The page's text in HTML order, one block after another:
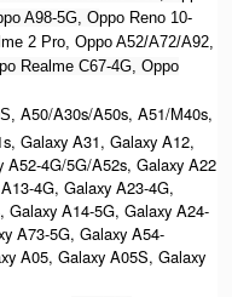
A98-5G, Oppo Reno 10-
2 Pro, Oppo A52/A72/A92,
Realme C67-4G, Oppo
A50/A30s/A50s, A51/M40s,
Galaxy A31, Galaxy A12,
A52-4G/5G/A52s, Galaxy A22
4G, Galaxy A23-4G,
Galaxy A14-5G, Galaxy A24-
A73-5G, Galaxy A54-
A05, Galaxy A05S, Galaxy